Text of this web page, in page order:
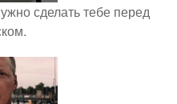
сделать тебе перед